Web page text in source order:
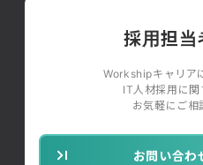
採用担当
Workshipキャリア
IT人材採用に関
お気軽にご相
お問い合わ